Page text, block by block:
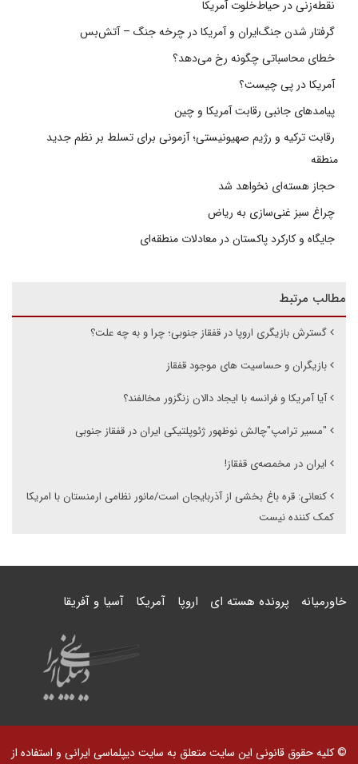
نقطه‌زنی در حیاط‌خلوت آمریکا
گرفتار شدن جنگ‌ایران و آمریکا در چرخه جنگ – آتش‌بس
خطای محاسباتی چگونه رخ می‌دهد؟
آمریکا در پی چیست؟
پیامدهای جانبی رقابت آمریکا و چین
رقابت ترکیه و رژیم صهیونیستی؛ آزمونی برای تسلط بر نظم جدید
منطقه
حجاز هسته‌ای نخواهد شد
چراغ سبز غنی‌سازی به ریاض
جایگاه و کارکرد پاکستان در معادلات منطقه‌ای
مطالب مرتبط
گسترش بازیگری اروپا در قفقاز جنوبی؛ چرا و به چه علت؟
بازیگران و حساسیت های موجود قفقاز
آیا آمریکا و فرانسه با ایجاد دالان زنگزور مخالفند؟
"مسیر ترامپ"چالش نوظهور ژئوپلتیکی ایران در قفقاز جنوبی
ایران در مخمصەی قفقاز!
کنعانی: قره باغ بخشی از آذربایجان است/مانور نظامی ارمنستان با امریکا
کمک کننده نیست
خاورمیانه پرونده هسته ای اروپا آمریکا آسیا و آفریقا
© کلیه حقوق قانونی این سایت متعلق به سایت دیپلماسی ایرانی و استفاده از